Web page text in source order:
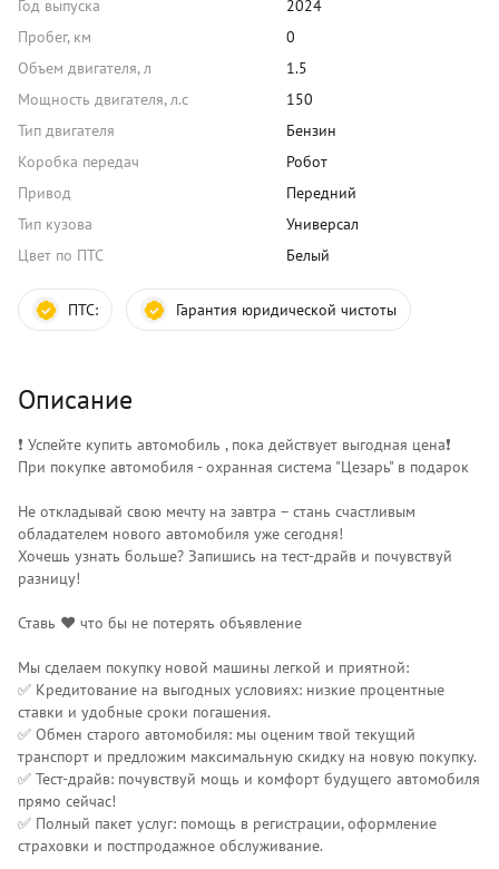
Год выпуска
2024
Пробег, км
0
Объем двигателя, л
1.5
Мощность двигателя, л.с
150
Тип двигателя
Бензин
Коробка передач
Робот
Привод
Передний
Тип кузова
Универсал
Цвет по ПТС
Белый
ПТС: Гарантия юридической чистоты
Описание
❗️ Успейте купить автомобиль , пока действует выгодная цена❗️
При покупке автомобиля - охранная система "Цезарь" в подарок
Не откладывай свою мечту на завтра – стань счастливым
обладателем нового автомобиля уже сегодня!
Хочешь узнать больше? Запишись на тест-драйв и почувствуй
разницу!
Ставь ❤️ что бы не потерять объявление
Мы сделаем покупку новой машины легкой и приятной:
✅ Кредитование на выгодных условиях: низкие процентные
ставки и удобные сроки погашения.
✅ Обмен старого автомобиля: мы оценим твой текущий
транспорт и предложим максимальную скидку на новую покупку.
✅ Тест-драйв: почувствуй мощь и комфорт будущего автомобиля
прямо сейчас!
✅ Полный пакет услуг: помощь в регистрации, оформление
страховки и постпродажное обслуживание.